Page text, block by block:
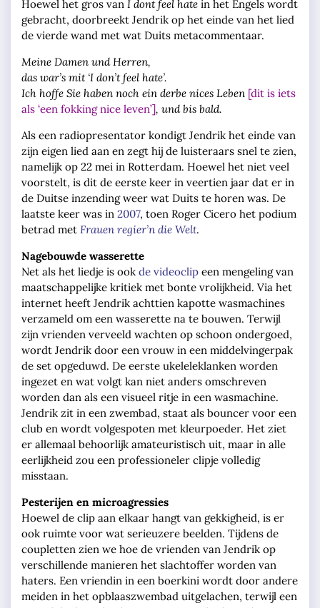
Hoewel het gros van I dont feel hate in het Engels wordt
gebracht, doorbreekt Jendrik op het einde van het lied
de vierde wand met wat Duits metacommentaar.
Meine Damen und Herren,
das war’s mit ‘I don’t feel hate’.
Ich hoffe Sie haben noch ein derbe nices Leben [dit is iets
als ‘een fokking nice leven’], und bis bald.
Als een radiopresentator kondigt Jendrik het einde van
zijn eigen lied aan en zegt hij de luisteraars snel te zien,
namelijk op 22 mei in Rotterdam. Hoewel het niet veel
voorstelt, is dit de eerste keer in veertien jaar dat er in
de Duitse inzending weer wat Duits te horen was. De
laatste keer was in 2007, toen Roger Cicero het podium
betrad met Frauen regier’n die Welt.
Nagebouwde wasserette
Net als het liedje is ook de videoclip een mengeling van
maatschappelijke kritiek met bonte vrolijkheid. Via het
internet heeft Jendrik achttien kapotte wasmachines
verzameld om een wasserette na te bouwen. Terwijl
zijn vrienden verveeld wachten op schoon ondergoed,
wordt Jendrik door een vrouw in een middelvingerpak
de set opgeduwd. De eerste ukeleleklanken worden
ingezet en wat volgt kan niet anders omschreven
worden dan als een visueel ritje in een wasmachine.
Jendrik zit in een zwembad, staat als bouncer voor een
club en wordt volgespoten met kleurpoeder. Het ziet
er allemaal behoorlijk amateuristisch uit, maar in alle
eerlijkheid zou een professioneler clipje volledig
misstaan.
Pesterijen en microagressies
Hoewel de clip aan elkaar hangt van gekkigheid, is er
ook ruimte voor wat serieuzere beelden. Tijdens de
coupletten zien we hoe de vrienden van Jendrik op
verschillende manieren het slachtoffer worden van
haters. Een vriendin in een boerkini wordt door andere
meiden in het opblaaszwembad uitgelachen, terwijl een